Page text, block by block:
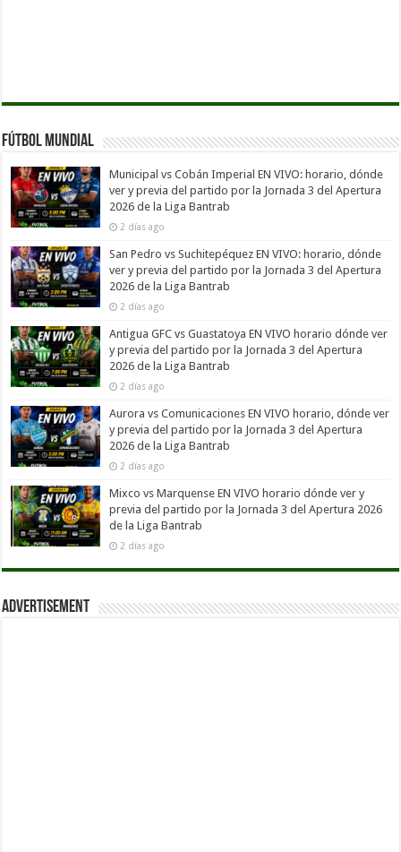
Fútbol Mundial
Municipal vs Cobán Imperial EN VIVO: horario, dónde
ver y previa del partido por la Jornada 3 del Apertura
2026 de la Liga Bantrab
2 días ago
San Pedro vs Suchitepéquez EN VIVO: horario, dónde
ver y previa del partido por la Jornada 3 del Apertura
2026 de la Liga Bantrab
2 días ago
Antigua GFC vs Guastatoya EN VIVO horario dónde ver
y previa del partido por la Jornada 3 del Apertura
2026 de la Liga Bantrab
2 días ago
Aurora vs Comunicaciones EN VIVO horario, dónde ver
y previa del partido por la Jornada 3 del Apertura
2026 de la Liga Bantrab
2 días ago
Mixco vs Marquense EN VIVO horario dónde ver y
previa del partido por la Jornada 3 del Apertura 2026
de la Liga Bantrab
2 días ago
Advertisement